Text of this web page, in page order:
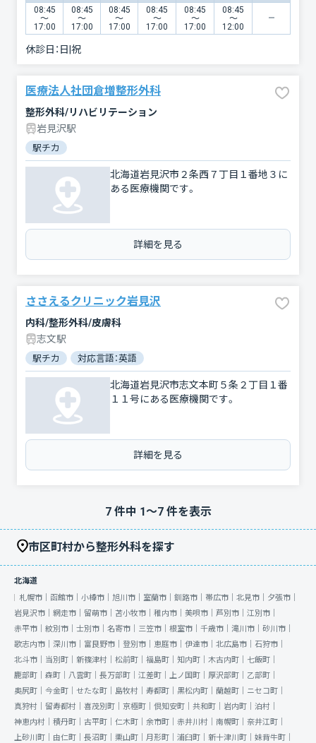
08:45
〜
17:00
08:45
〜
17:00
08:45
〜
17:00
08:45
〜
17:00
08:45
〜
17:00
08:45
〜
12:00
休診日： 日|祝
医療法人社団倉増整形外科
整形外科/リハビリテーション
岩見沢駅
駅チカ
北海道岩見沢市２条西７丁目１番地３に
ある医療機関です。
詳細を見る
ささえるクリニック岩見沢
内科/整形外科/皮膚科
志文駅
駅チカ 対応言語：英語
北海道岩見沢市志文本町５条２丁目１番
１１号にある医療機関です。
詳細を見る
7件中 1〜7件を表示
市区町村から整形外科を探す
北海道
札幌市｜ 函館市｜ 小樽市｜ 旭川市｜ 室蘭市｜ 釧路市｜ 帯広市｜ 北見市｜ 夕張市｜
岩見沢市｜ 網走市｜ 留萌市｜ 苫小牧市｜ 稚内市｜ 美唄市｜ 芦別市｜ 江別市｜
赤平市｜ 紋別市｜ 士別市｜ 名寄市｜ 三笠市｜ 根室市｜ 千歳市｜ 滝川市｜ 砂川市｜
歌志内市｜ 深川市｜ 富良野市｜ 登別市｜ 恵庭市｜ 伊達市｜ 北広島市｜ 石狩市｜
北斗市｜ 当別町｜ 新篠津村｜ 松前町｜ 福島町｜ 知内町｜ 木古内町｜ 七飯町｜
鹿部町｜ 森町｜ 八雲町｜ 長万部町｜ 江差町｜ 上ノ国町｜ 厚沢部町｜ 乙部町｜
奥尻町｜ 今金町｜ せたな町｜ 島牧村｜ 寿都町｜ 黒松内町｜ 蘭越町｜ ニセコ町｜
真狩村｜ 留寿都村｜ 喜茂別町｜ 京極町｜ 倶知安町｜ 共和町｜ 岩内町｜ 泊村｜
神恵内村｜ 積丹町｜ 古平町｜ 仁木町｜ 余市町｜ 赤井川村｜ 南幌町｜ 奈井江町｜
上砂川町｜ 由仁町｜ 長沼町｜ 栗山町｜ 月形町｜ 浦臼町｜ 新十津川町｜ 妹背牛町｜